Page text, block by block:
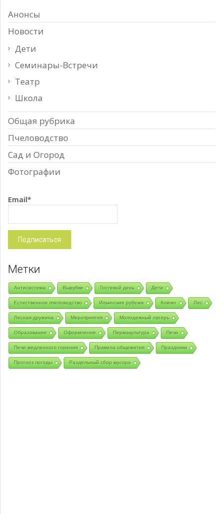
Анонсы
Новости
Дети
Семинары-Встречи
Театр
Школа
Общая рубрика
Пчеловодство
Сад и Огород
Фотографии
Email*
Метки
Антисистема Вырубки Гостевой день Дети
Естественное пчеловодство Ильинские рубежи Ковчег Лес
Лесная дружина Мероприятия Молодежный лагерь
Образование Оформление Пермакультура Печи
Печи медленного горения Правила общежития Праздники
Прогноз погоды Раздельный сбор мусора